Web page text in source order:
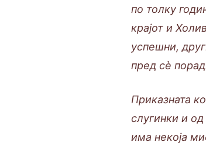
по толку
крајот и
успешни,
пред сè
Приказната
слугинки и
има некоја